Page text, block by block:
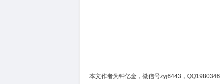
本文作者为钟亿金，微信号zyj6443，